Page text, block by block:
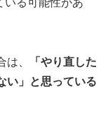
いる可能性があ
、
「やり直した
い」と思っている